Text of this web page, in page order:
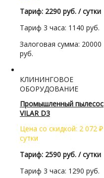
Тариф: 2290 руб. / сутки
Тариф 3 часа: 1140 руб.
Залоговая сумма: 20000
руб.
КЛИНИНГОВОЕ
ОБОРУДОВАНИЕ
Промышленный пылесос
VILAR D3
Цена со скидкой: 2 072 ₽
сутки
Тариф: 2590 руб. / сутки
Тариф 3 часа: 1290 руб.